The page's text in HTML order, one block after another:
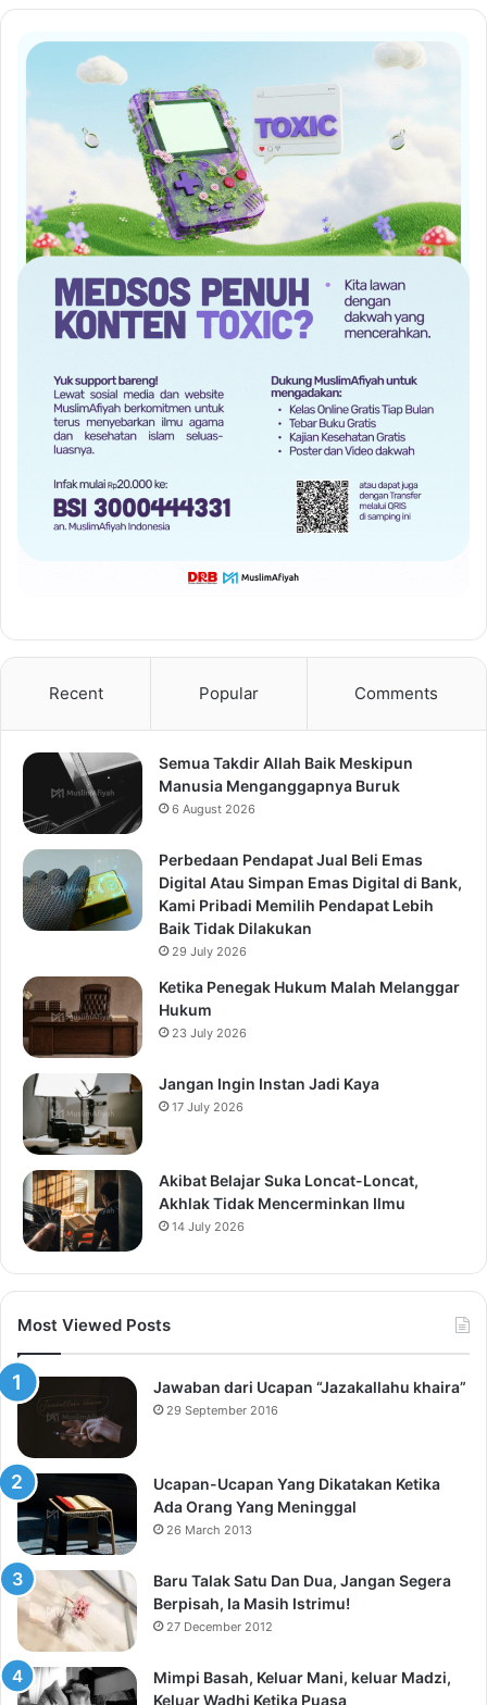
Recent Popular Comments
Semua Takdir Allah Baik Meskipun
Manusia Menganggapnya Buruk
6 August 2026
Perbedaan Pendapat Jual Beli Emas
Digital Atau Simpan Emas Digital di Bank,
Kami Pribadi Memilih Pendapat Lebih
Baik Tidak Dilakukan
29 July 2026
Ketika Penegak Hukum Malah Melanggar
Hukum
23 July 2026
Jangan Ingin Instan Jadi Kaya
17 July 2026
Akibat Belajar Suka Loncat-Loncat,
Akhlak Tidak Mencerminkan Ilmu
14 July 2026
Most Viewed Posts
Jawaban dari Ucapan “Jazakallahu khaira”
29 September 2016
Ucapan-Ucapan Yang Dikatakan Ketika
Ada Orang Yang Meninggal
26 March 2013
Baru Talak Satu Dan Dua, Jangan Segera
Berpisah, Ia Masih Istrimu!
27 December 2012
Mimpi Basah, Keluar Mani, keluar Madzi,
Keluar Wadhi Ketika Puasa